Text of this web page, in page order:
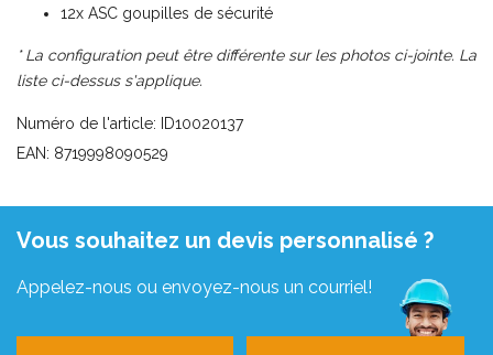
12x ASC goupilles de sécurité
* La configuration peut être différente sur les photos ci-jointe. La
liste ci-dessus s'applique.
Numéro de l'article: ID10020137
EAN: 8719998090529
Vous souhaitez un devis personnalisé ?
Appelez-nous ou envoyez-nous un courriel!